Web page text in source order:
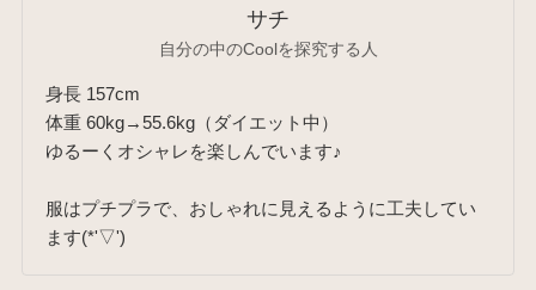
サチ
自分の中のCoolを探究する人
身長 157cm
体重 60kg→55.6kg（ダイエット中）
ゆるーくオシャレを楽しんでいます♪
服はプチプラで、おしゃれに見えるように工夫してい
ます(*'▽')